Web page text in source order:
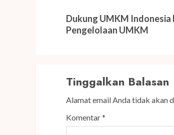
post:
Dukung UMKM Indonesia
Pengelolaan UMKM
Tinggalkan Balasan
Alamat email Anda tidak akan
Komentar*